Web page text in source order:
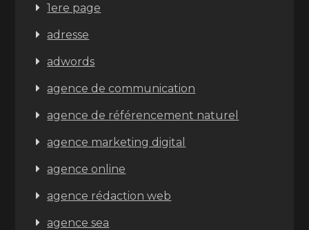
1ere page
adresse
adwords
agence de communication
agence de référencement naturel
agence marketing digital
agence online
agence rédaction web
agence sea